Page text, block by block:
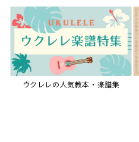
【第20回公開】なぜ人々は祭りを
必要とするのか？祭りの今を見つ
める現地ルポ